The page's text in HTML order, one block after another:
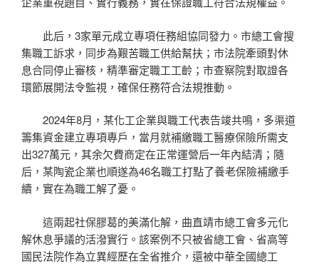
此后，3家單元成立專項任務組協同發力。市總工會搜
集職工訴求，同步為艱苦職工供給幫扶；市法院牽頭對休
息合同停止審核，精準審定職工工齡；市查察院對取證各
環節展開法令監視，確保任務符合法規推動。
2024年8月，某化工企業與職工代表告竣共鳴，多渠道
籌集資金建立專項專戶，當月就補繳職工醫療保險所需支
出327萬元，其余欠費商定在正常運營后一年內結清；隨
后，某陶瓷企業也順遂為46名職工打點了養老保險補繳手
續，實在為職工解了憂。
這兩起社保膠葛的美滿化解，曲直靖市總工會多元化
解休息爭議的活潑實行。該案例不只被省總工會、省高等
國民法院作為立異經歷在全省推介，還被中華全國總工